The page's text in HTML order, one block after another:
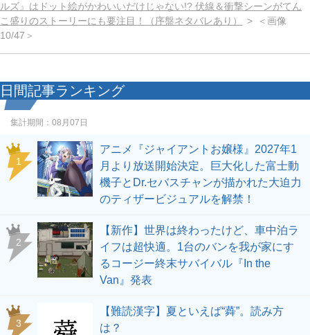
ルズ』はドット絵がかわいいだけじゃない!? 伏線＆衝撃シーンがてん
こ盛りのストーリーにも要注目！（序盤ネタバレあり）
＜画像
10/47＞
日間記事ランキング
集計期間： 08月07日
1
アニメ『ジャイアントお嬢様』2027年1
月より放送開始決定。巨大化した富士動
機子とDr.セバスチャンが描かれた大迫力
のティザービジュアルを解禁！
2
【新作】世界は終わったけど、車中泊ラ
イフは超快適。1台のバンを我が家にす
るコージー終末サバイバル『In the
Van』発表
3
【難読漢字】夏といえば“蕣”。読み方
は？